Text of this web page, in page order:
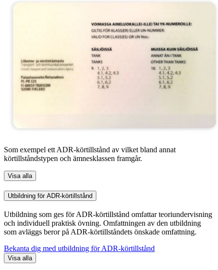
Som exempel ett ADR-körtillstånd av vilket bland annat
körtillståndstypen och ämnesklassen framgår.
Visa alla
Utbildning för ADR-körtillstånd
Utbildning som ges för ADR-körtillstånd omfattar teoriundervisning
och individuell praktisk övning. Omfattningen av den utbildning
som avläggs beror på ADR-körtillståndets önskade omfattning.
Bekanta dig med utbildning för ADR-körtillstånd
Visa alla